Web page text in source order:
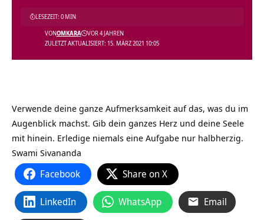
ZULETZT AKTUALISIERT: 15. MÄRZ 2021 10:05
VONOMKARA VOR 4 JAHREN
LESEZEIT: 0 MIN
Verwende deine ganze Aufmerksamkeit auf das, was du im
Augenblick machst. Gib dein ganzes Herz und deine Seele
mit hinein. Erledige niemals eine Aufgabe nur halbherzig.
Swami Sivananda
Facebook Share on X
LinkedIn WhatsApp Email